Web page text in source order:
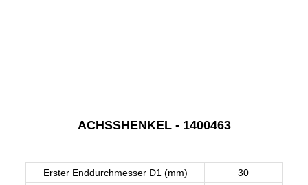
ACHSSHENKEL - 1400463
Erster Enddurchmesser D1 (mm)
30